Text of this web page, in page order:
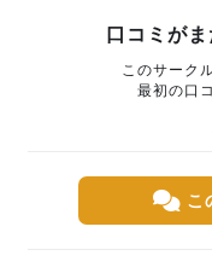
口コミがま
このサーク
最初の口
こ